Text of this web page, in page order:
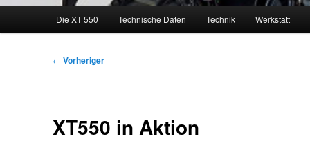
Die XT 550 Technische Daten Technik Werkstatt
Beitragsnavigation
← Vorheriger
XT550 in Aktion